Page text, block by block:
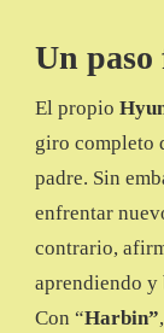
Un
El propio
giro completo
padre. Sin
enfrentar
contrario,
aprendiendo y
Con “Harbin”